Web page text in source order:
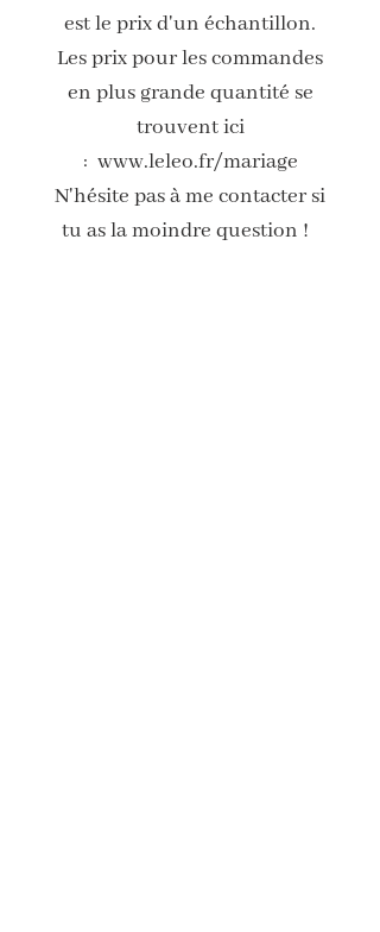
est le prix d'un échantillon.
Les prix pour les commandes
en plus grande quantité se
trouvent ici
: www.leleo.fr/mariage
N'hésite pas à me contacter si
tu as la moindre question !